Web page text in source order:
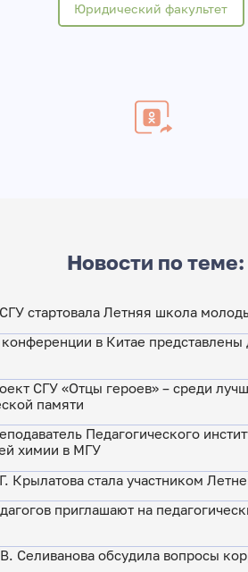
Юридический факультет
Новости по теме:
стартовала Летняя школа
в Китае
СГУ «Отцы героев» – среди
памяти
Педагогического
химии в МГУ
Крылатова стала участником
приглашают на
Селиванова обсудила вопросы